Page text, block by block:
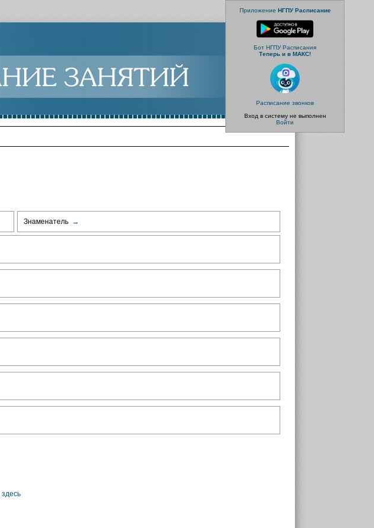
Приложение НГПУ Расписание
Бот НГПУ Расписания
Теперь и в МАКС!
Расписание звонков
Вход в систему не выполнен
Войти
Знаменатель →
здесь